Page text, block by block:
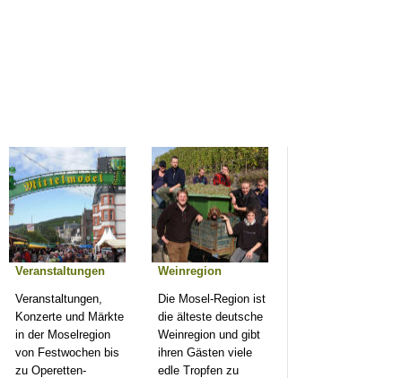
Veranstaltungen
Veranstaltungen,
Konzerte und Märkte
in der Moselregion
von Festwochen bis
zu Operetten-
Weinregion
Die Mosel-Region ist
die älteste deutsche
Weinregion und gibt
ihren Gästen viele
edle Tropfen zu